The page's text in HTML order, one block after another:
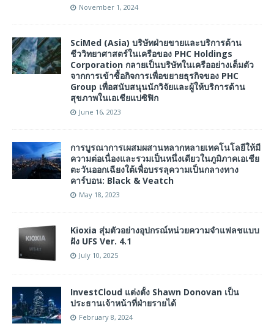
November 1, 2024
SciMed (Asia) บริษัทฝ่ายขายและบริการด้าน
ชีววิทยาศาสตร์ในเครือของ PHC Holdings
Corporation กลายเป็นบริษัทในเครืออย่างเต็มตัว
จากการเข้าซื้อกิจการเพื่อขยายธุรกิจของ PHC
Group เพื่อสนับสนุนนักวิจัยและผู้ให้บริการด้าน
สุขภาพในเอเชียแปซิฟิก
June 16, 2023
การบูรณาการเผสมผสานหลากหลายเทคโนโลยีให้มี
ความต่อเนื่องและรวมเป็นหนึ่งเดียวในภูมิภาคเอเชีย
ตะวันออกเฉียงใต้เพื่อบรรลุความเป็นกลางทาง
คาร์บอน: Black & Veatch
May 18, 2023
Kioxia สุ่มตัวอย่างอุปกรณ์หน่วยความจำแฟลชแบบ
ฝัง UFS Ver. 4.1
July 10, 2025
InvestCloud แต่งตั้ง Shawn Donovan เป็น
ประธานเจ้าหน้าที่ฝ่ายรายได้
February 8, 2024